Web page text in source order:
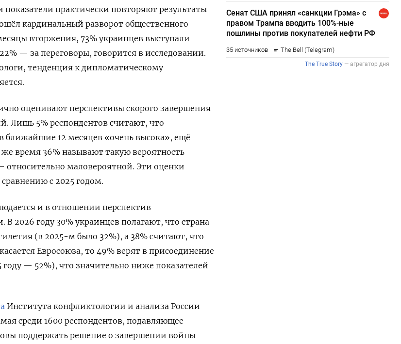
показатели практически повторяют результаты
кардинальный разворот общественного
вторжения, 73% украинцев выступали
— за переговоры, говорится в исследовании.
тенденция к дипломатическому
оценивают перспективы скорого завершения
Лишь 5% респондентов считают, что
ближайшие 12 месяцев «очень высока», ещё
время 36% называют такую вероятность
относительно маловероятной. Эти оценки
с 2025 годом.
и в отношении перспектив
В 2026 году 30% украинцев полагают, что страна
(в 2025-м было 32%), а 38% считают, что
Евросоюза, то 49% верят в присоединение
— 52%), что значительно ниже показателей
Института конфликтологии и анализа России
среди 1600 респондентов, подавляющее
поддержать решение о завершении войны